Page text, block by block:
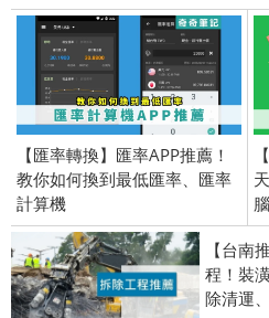
【匯率轉換】匯率APP推薦！
教你如何換到最低匯率、匯率
計算機
【台南
程！裝
除清運